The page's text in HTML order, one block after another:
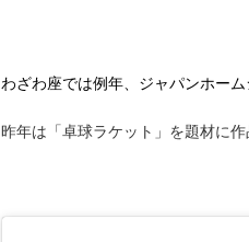
わざわ座では例年、ジャパンホー
昨年は「卓球ラケット」を題材に